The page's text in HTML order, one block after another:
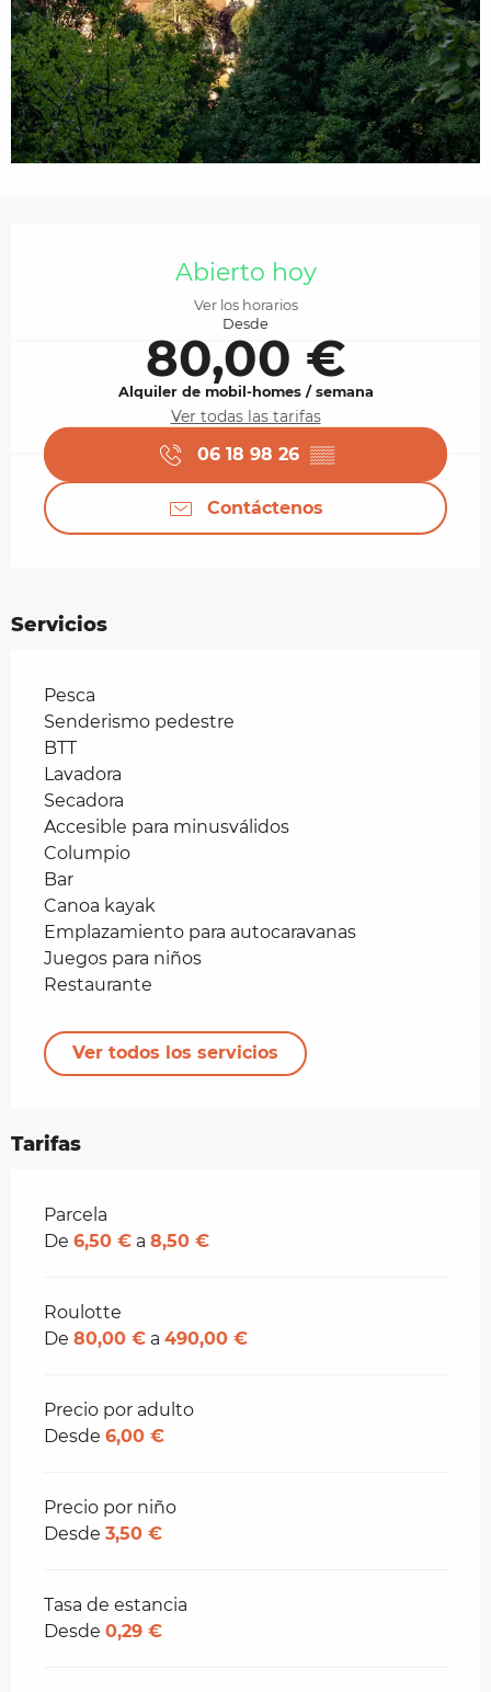
Abierto hoy
Ver los horarios
Desde
80,00 €
Alquiler de mobil-homes / semana
Ver todas las tarifas
06 18 98 26 ▒▒
Contáctenos
Servicios
Pesca
Senderismo pedestre
BTT
Lavadora
Secadora
Accesible para minusválidos
Columpio
Bar
Canoa kayak
Emplazamiento para autocaravanas
Juegos para niños
Restaurante
Ver todos los servicios
Tarifas
Tarifas 2026
Parcela
De 6,50 € a 8,50 €
Roulotte
De 80,00 € a 490,00 €
Precio por adulto
Desde 6,00 €
Precio por niño
Desde 3,50 €
Tasa de estancia
Desde 0,29 €